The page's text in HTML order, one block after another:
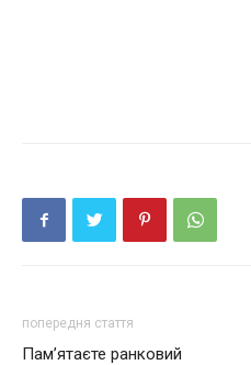
попередня стаття
Пам’ятаєте ранковий